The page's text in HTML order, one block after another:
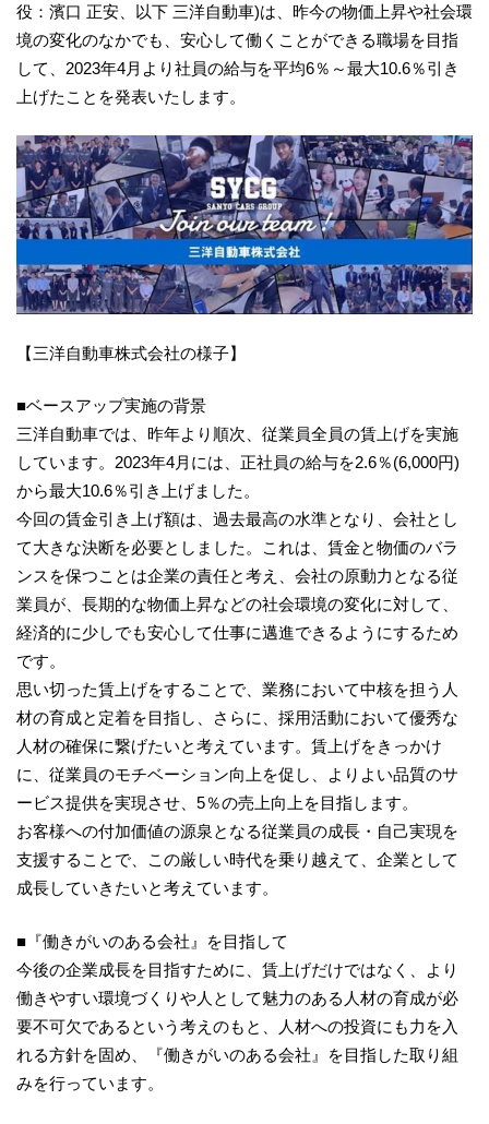
役：濱口 正安、以下 三洋自動車)は、昨今の物価上昇や社会環
境の変化のなかでも、安心して働くことができる職場を目指
して、2023年4月より社員の給与を平均6％～最大10.6％引き
上げたことを発表いたします。
【三洋自動車株式会社の様子】
■ベースアップ実施の背景
三洋自動車では、昨年より順次、従業員全員の賃上げを実施
しています。2023年4月には、正社員の給与を2.6％(6,000円)
から最大10.6％引き上げました。
今回の賃金引き上げ額は、過去最高の水準となり、会社とし
て大きな決断を必要としました。これは、賃金と物価のバラ
ンスを保つことは企業の責任と考え、会社の原動力となる従
業員が、長期的な物価上昇などの社会環境の変化に対して、
経済的に少しでも安心して仕事に邁進できるようにするため
です。
思い切った賃上げをすることで、業務において中核を担う人
材の育成と定着を目指し、さらに、採用活動において優秀な
人材の確保に繋げたいと考えています。賃上げをきっかけ
に、従業員のモチベーション向上を促し、よりよい品質のサ
ービス提供を実現させ、5％の売上向上を目指します。
お客様への付加価値の源泉となる従業員の成長・自己実現を
支援することで、この厳しい時代を乗り越えて、企業として
成長していきたいと考えています。
■『働きがいのある会社』を目指して
今後の企業成長を目指すために、賃上げだけではなく、より
働きやすい環境づくりや人として魅力のある人材の育成が必
要不可欠であるという考えのもと、人材への投資にも力を入
れる方針を固め、『働きがいのある会社』を目指した取り組
みを行っています。